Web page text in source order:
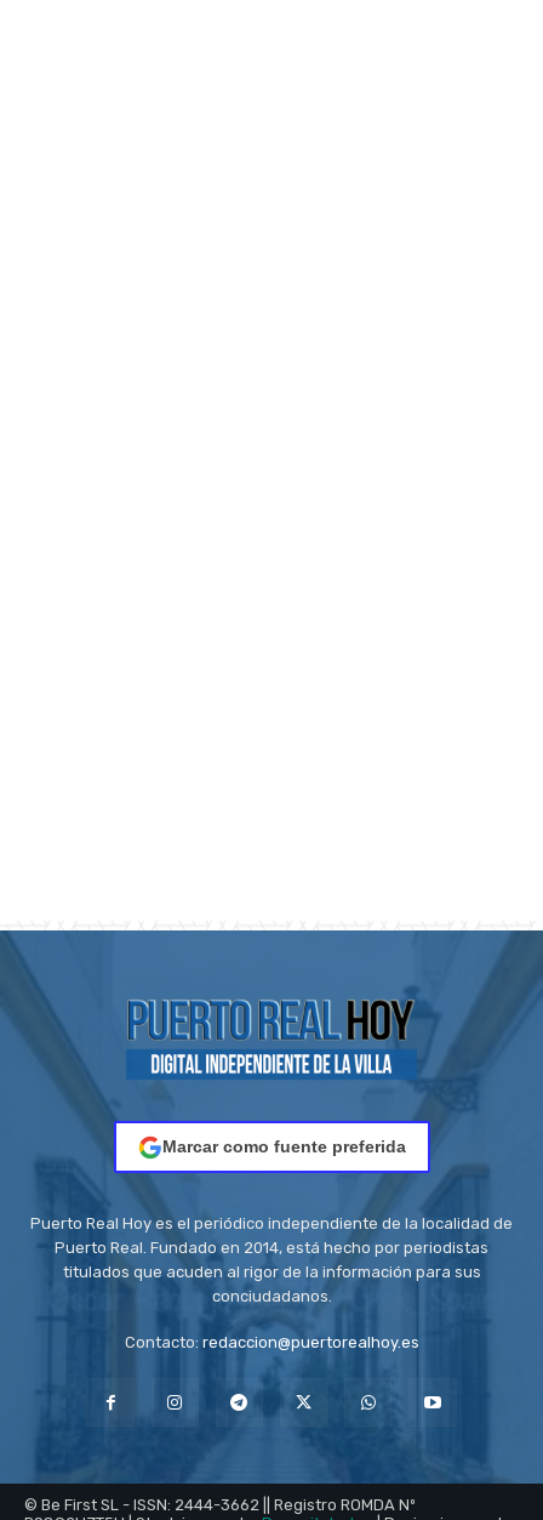
Marcar como fuente preferida
Puerto Real Hoy es el periódico independiente de la localidad de
Puerto Real. Fundado en 2014, está hecho por periodistas
titulados que acuden al rigor de la información para sus
conciudadanos.
Contacto: redaccion@puertorealhoy.es
© Be First SL - ISSN: 2444-3662 || Registro ROMDA Nº